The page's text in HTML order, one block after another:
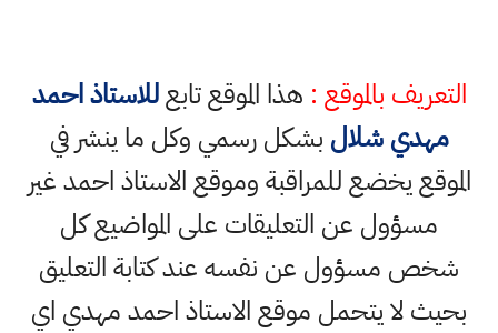
التعريف بالموقع : هذا الموقع تابعللاستاذ احمد
مهدي شلال بشكل رسمي وكل ما ينشر في
الموقع يخضع للمراقبة وموقع الاستاذ احمد غير
مسؤول عن التعليقات على المواضيع كل
شخص مسؤول عن نفسه عند كتابة التعليق
بحيث لا يتحمل موقع الاستاذ احمد مهدي اي